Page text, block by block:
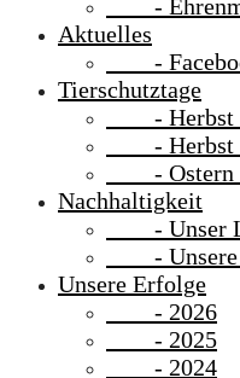
-
Aktuelles
-
Tierschutztage
- Herbst
- Herbst
- Ostern
Nachhaltigkeit
- Unser
- Unsere
Unsere Erfolge
- 2026
- 2025
- 2024